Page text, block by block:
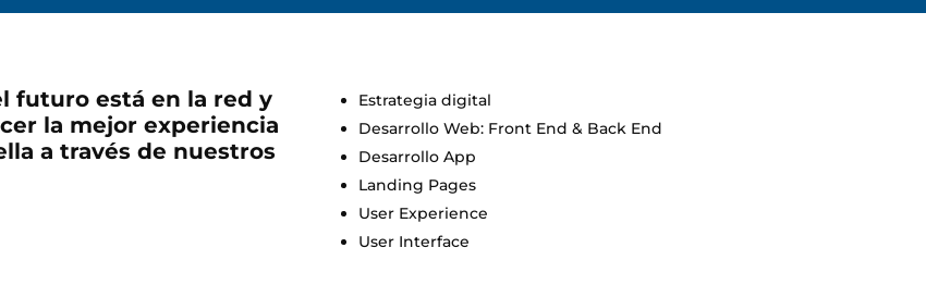
futuro está en la red y
la mejor experiencia
a través de nuestros
Estrategia digital
Desarrollo Web: Front End & Back End
Desarrollo App
Landing Pages
User Experience
User Interface